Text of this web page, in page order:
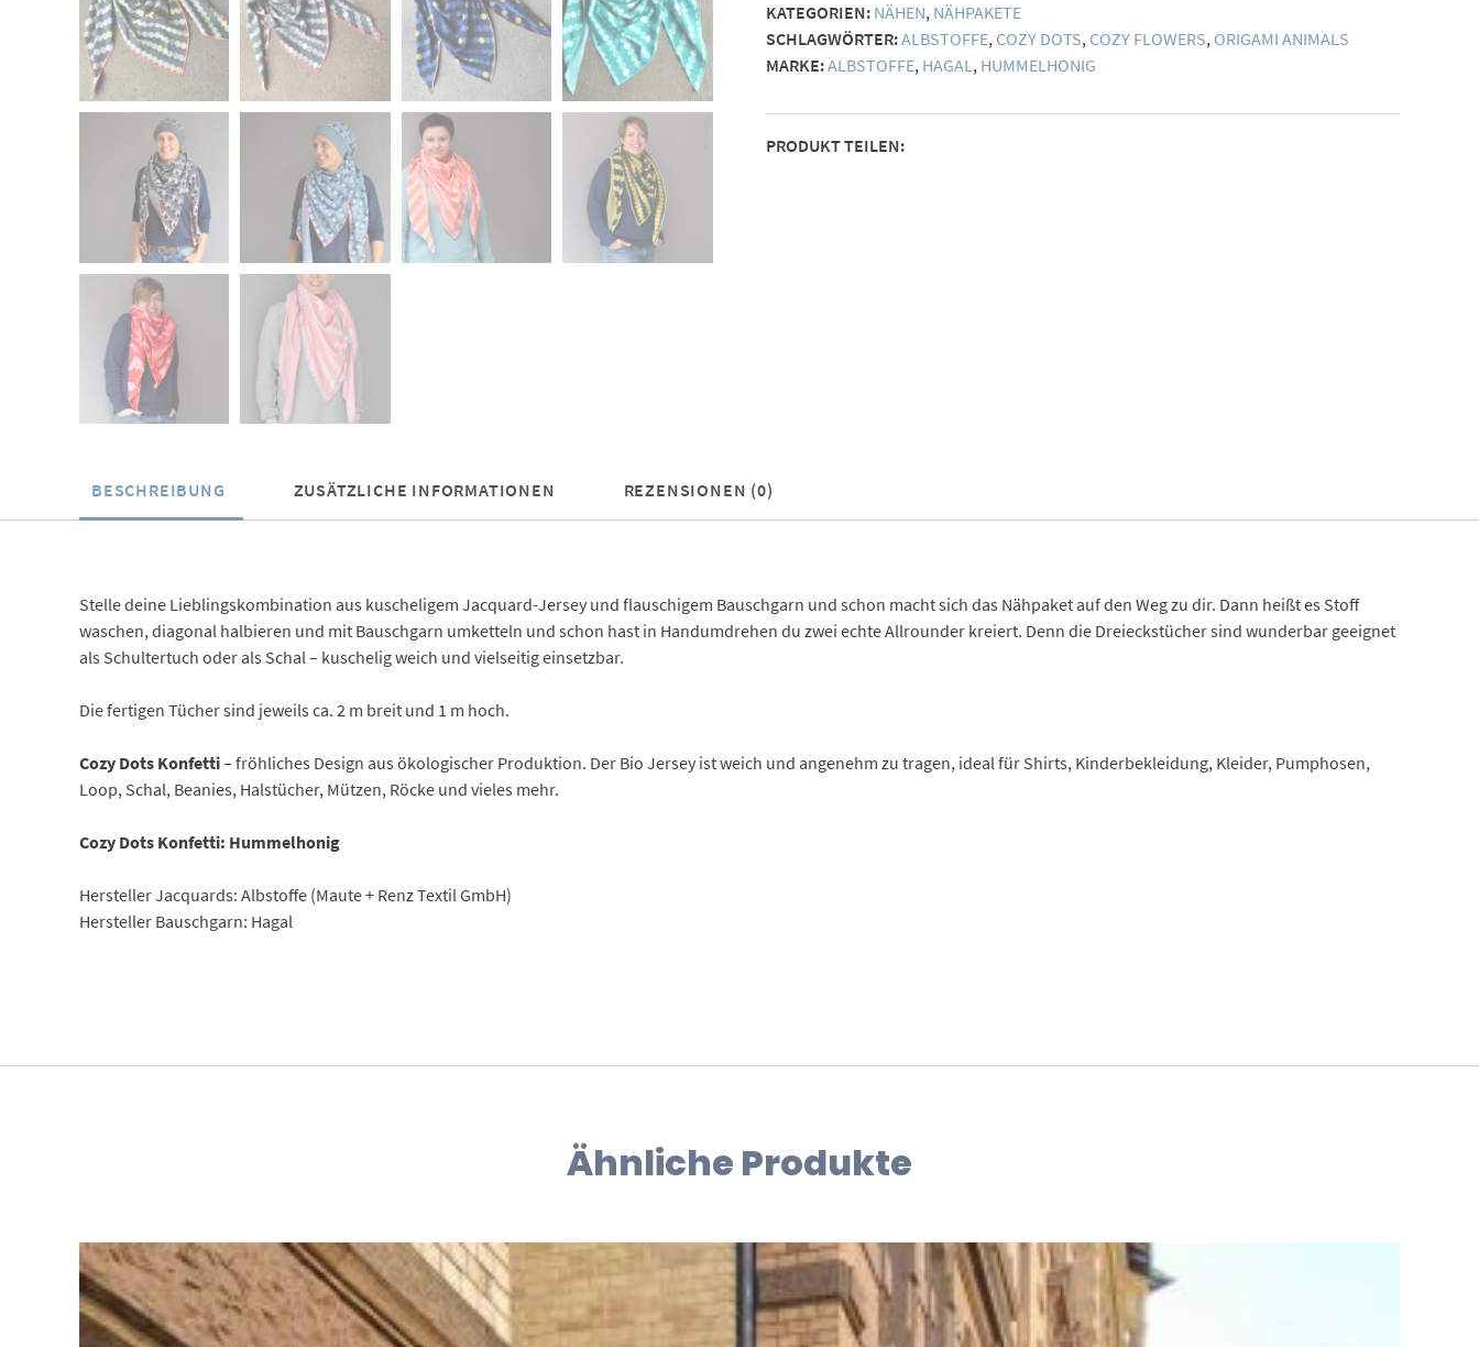
KATEGORIEN: NÄHEN, NÄHPAKETE
SCHLAGWÖRTER:ALBSTOFFE, COZY DOTS, COZY FLOWERS, ORIGAMI ANIMALS
MARKE:ALBSTOFFE, HAGAL, HUMMELHONIG
PRODUKT TEILEN:
BESCHREIBUNG ZUSÄTZLICHE INFORMATIONEN REZENSIONEN (0)
Stelle deine Lieblingskombination aus kuscheligem Jacquard-Jersey und flauschigem Bauschgarn und schon macht sich das Nähpaket auf den Weg zu dir. Dann heißt es Stoff
waschen, diagonal halbieren und mit Bauschgarn umketteln und schon hast in Handumdrehen du zwei echte Allrounder kreiert. Denn die Dreieckstücher sind wunderbar geeignet
als Schultertuch oder als Schal – kuschelig weich und vielseitig einsetzbar.
Die fertigen Tücher sind jeweils ca. 2 m breit und 1 m hoch.
Cozy Dots Konfetti– fröhliches Design aus ökologischer Produktion. Der Bio Jersey ist weich und angenehm zu tragen, ideal für Shirts, Kinderbekleidung, Kleider, Pumphosen,
Loop, Schal, Beanies, Halstücher, Mützen, Röcke und vieles mehr.
Cozy Dots Konfetti: Hummelhonig
Hersteller Jacquards: Albstoffe (Maute + Renz Textil GmbH)
Hersteller Bauschgarn: Hagal
Ähnliche Produkte